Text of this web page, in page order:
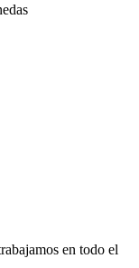
en todo el